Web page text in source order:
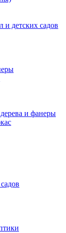
и детских садов
дерева и фанеры